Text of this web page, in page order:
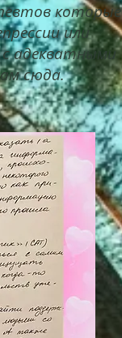
которые
или
адекватными
сюда.